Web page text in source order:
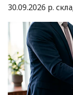
30.09.2026 р.